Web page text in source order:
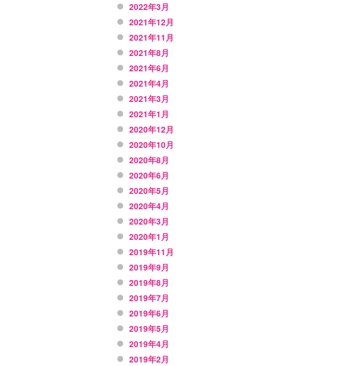
2022年3月
2021年12月
2021年11月
2021年8月
2021年6月
2021年4月
2021年3月
2021年1月
2020年12月
2020年10月
2020年8月
2020年6月
2020年5月
2020年4月
2020年3月
2020年1月
2019年11月
2019年9月
2019年8月
2019年7月
2019年6月
2019年5月
2019年4月
2019年2月